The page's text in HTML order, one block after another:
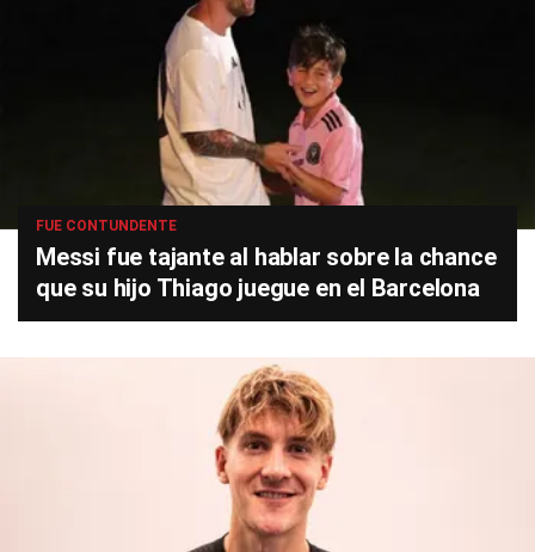
FUE CONTUNDENTE
Messi fue tajante al hablar sobre la chance
que su hijo Thiago juegue en el Barcelona